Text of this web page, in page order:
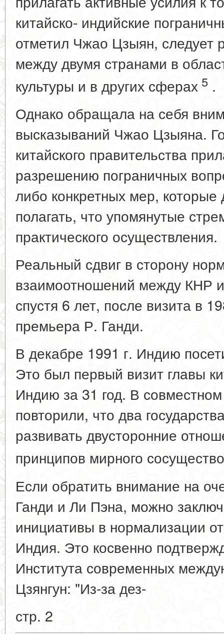
китайско- индийские
отметил Чжао Цзыян, следует
между двумя странами в
культуры и в других сферах 5 .
Однако обращала на себя
высказываний Чжао Цзыяна.
китайского правительства
разрешению пограничных
либо конкретных мер,
полагать, что упомянутые
практического осуществления.
Реальный сдвиг в сторону
взаимоотношений между КНР
спустя 6 лет, после визита в
премьера Р. Ганди.
В декабре 1991 г. Индию
Это был первый визит главы
Индию за 31 год. В
повторили, что два
развивать двусторонние
принципов мирного
Если обратить внимание на
Ганди и Ли Пэна, можно
инициативы в нормализации
Индия. Это косвенно
Института современных
Цзянгун: "Из-за дез-
стр. 2